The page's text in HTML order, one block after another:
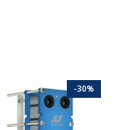
-30%